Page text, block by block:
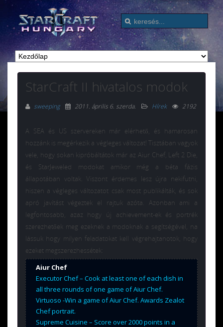
StarCraft II hivatalos modok
sweeping 2011. április 6. szerda. Hírek 2192
A SEA és US szervereken már elérhető, és hamarosan
hozzánk is megérkezik a végleges változat! Tisztában vagyok
vele, hogy sokan kipróbáltátok már az Aiur Chef, Left 2 Die,
és
StarJeweled
modokat amikor még a béta fázis
állapotában voltak. Viszont érdemes lesz újra nekifutni,
hiszen a végleges változatot csak most publikálták, és sok
apró javítást végeztek el rajtuk azóta. Azonban ami a
legfontosabb, azaz hogy új achievement-ek és portrék
szerezhetőek meg ezeknek a modoknak a segítségével, na
lássuk hogy milyen feladatokat kell végrehajtanotok, hogy
ezeket megszerezhessétek:
Aiur Chef
Executor Chef – Cook at least one of each dish in
all three rounds of one game of Aiur Chef.
Virtuoso -Win a game of Aiur Chef. Awards Zealot
Chef portrait.
Supreme Cuisine – Score over 2000 points in a